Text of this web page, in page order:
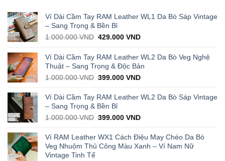
Ví Dài Cầm Tay RAM Leather WL1 Da Bò Sáp Vintage
– Sang Trọng & Bền Bỉ
1.000.000VND Original
was:
1.000.000 VND.
429.000VNDCurrent
is:
429.000 VND.
Ví Dài Cầm Tay RAM Leather WL2 Da Bò Veg Nghệ
Thuật – Sang Trọng & Độc Bản
1.000.000VND Original
was:
1.000.000 VND.
399.000VNDCurrent
is:
Ví Dài Cầm Tay RAM Leather WL2 Da Bò Sáp Vintage
– Sang Trọng & Bền Bỉ
1.000.000VND Original
was:
1.000.000 VND.
399.000VNDCurrent
is:
399.000 VND.
Ví RAM Leather WX1 Cách Điệu May Chéo Da Bò
Veg Nhuộm Thủ Công Màu Xanh – Ví Nam Nữ
Vintage Tinh Tế